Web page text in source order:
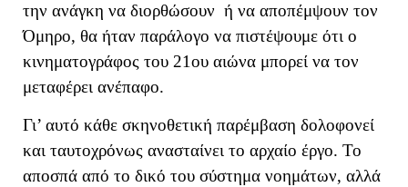
την ανάγκη να διορθώσουν ή να αποπέμψουν τον
Όμηρο, θα ήταν παράλογο να πιστέψουμε ότι ο
κινηματογράφος του 21ου αιώνα μπορεί να τον
μεταφέρει ανέπαφο.
Γι’ αυτό κάθε σκηνοθετική παρέμβαση δολοφονεί
και ταυτοχρόνως ανασταίνει το αρχαίο έργο. Το
αποσπά από το δικό του σύστημα νοημάτων, αλλά